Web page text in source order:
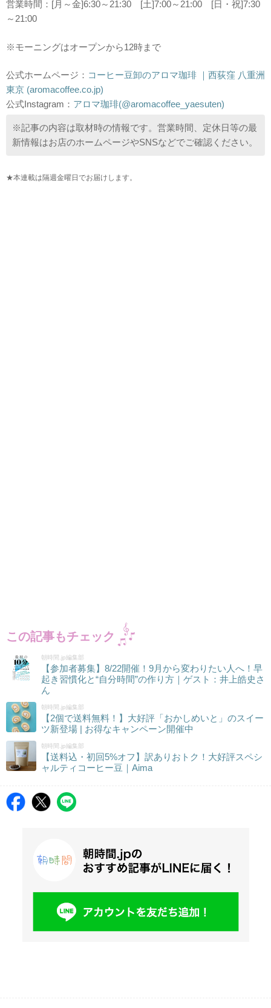
営業時間：[月～金]6:30～21:30 [土]7:00～21:00 [日・祝]7:30
～21:00
※モーニングはオープンから12時まで
公式ホームページ： コーヒー豆卸のアロマ珈琲 ｜西荻窪 八重洲
東京 (aromacoffee.co.jp)
公式Instagram： アロマ珈琲(@aromacoffee_yaesuten)
※記事の内容は取材時の情報です。営業時間、定休日等の最
新情報はお店のホームページやSNSなどでご確認ください。
★本連載は隔週金曜日でお届けします。
この記事もチェック
朝時間.jp編集部
【参加者募集】8/22開催！9月から変わりたい人へ！早
起き習慣化と“自分時間”の作り方｜ゲスト：井上皓史さ
ん
朝時間.jp編集部
【2個で送料無料！】大好評「おかしめいと」のスイー
ツ新登場 | お得なキャンペーン開催中
朝時間.jp編集部
【送料込・初回5%オフ】訳ありおトク！大好評スペシ
ャルティコーヒー豆｜Aima